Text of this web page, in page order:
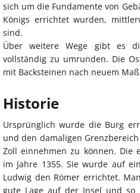
sich um die Fundamente von
Königs errichtet wurden,
sind.
Über weitere Wege gibt es
vollständig zu umrunden. Die
mit Backsteinen nach neuem
Historie
Ursprünglich wurde die Burg
und den damaligen
Zoll einnehmen zu können. Die
im Jahre 1355. Sie wurde auf
Ludwig den Römer errichtet.
gute Lage auf der Insel und